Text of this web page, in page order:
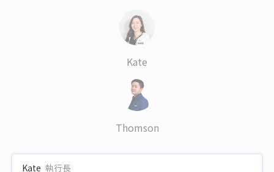
Kate
Thomson
Kate 執行長